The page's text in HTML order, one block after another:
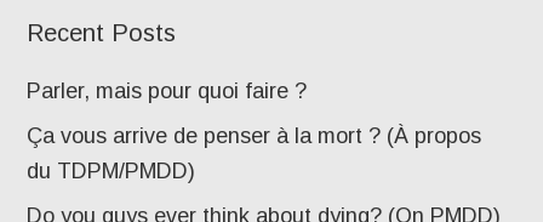
Recent Posts
Parler, mais pour quoi faire ?
Ça vous arrive de penser à la mort ? (À propos
du TDPM/PMDD)
Do you guys ever think about dying? (On PMDD)